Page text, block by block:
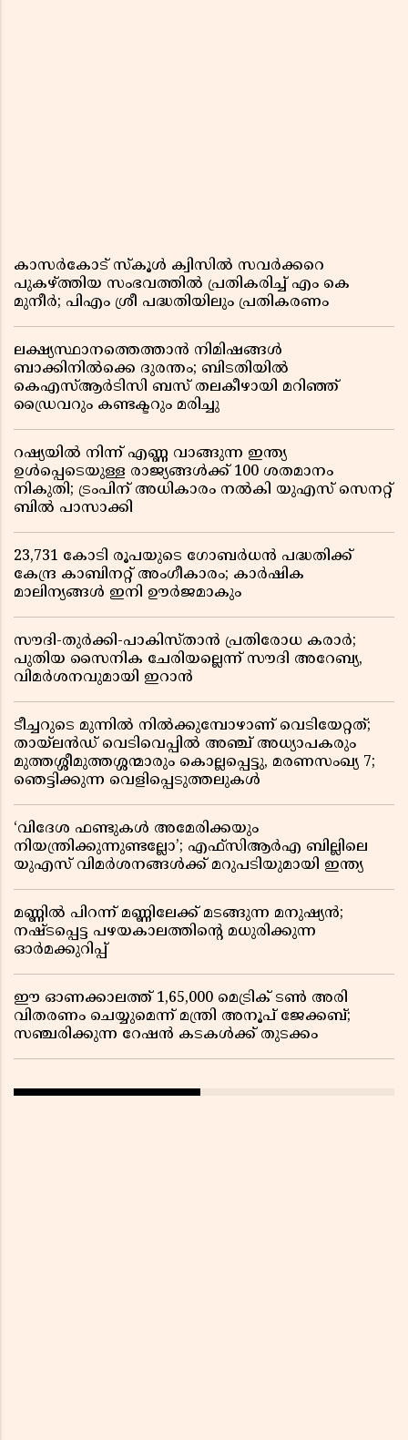
കാസർകോട് സ്കൂൾ ക്വിസിൽ സവർക്കറെ
പുകഴ്ത്തിയ സംഭവത്തിൽ പ്രതികരിച്ച് എം കെ
മുനീർ; പിഎം ശ്രീ പദ്ധതിയിലും പ്രതികരണം
ലക്ഷ്യസ്ഥാനത്തെത്താൻ നിമിഷങ്ങൾ
ബാക്കിനിൽക്കെ ദുരന്തം; ബിടതിയിൽ
കെഎസ്ആർടിസി ബസ് തലകീഴായി മറിഞ്ഞ്
ഡ്രൈവറും കണ്ടക്ടറും മരിച്ചു
റഷ്യയിൽ നിന്ന് എണ്ണ വാങ്ങുന്ന ഇന്ത്യ
ഉൾപ്പെടെയുള്ള രാജ്യങ്ങൾക്ക് 100 ശതമാനം
നികുതി; ട്രംപിന് അധികാരം നൽകി യുഎസ് സെനറ്റ്
ബിൽ പാസാക്കി
23,731 കോടി രൂപയുടെ ഗോബർധൻ പദ്ധതിക്ക്
കേന്ദ്ര കാബിനറ്റ് അംഗീകാരം; കാർഷിക
മാലിന്യങ്ങൾ ഇനി ഊർജമാകും
സൗദി-തുർക്കി-പാകിസ്താൻ പ്രതിരോധ കരാർ;
പുതിയ സൈനിക ചേരിയല്ലെന്ന് സൗദി അറേബ്യ,
വിമർശനവുമായി ഇറാൻ
ടീച്ചറുടെ മുന്നിൽ നിൽക്കുമ്പോഴാണ് വെടിയേറ്റത്;
തായ്‌ലൻഡ് വെടിവെപ്പിൽ അഞ്ച് അധ്യാപകരും
മുത്തശ്ശീമുത്തശ്ശന്മാരും കൊല്ലപ്പെട്ടു, മരണസംഖ്യ 7;
ഞെട്ടിക്കുന്ന വെളിപ്പെടുത്തലുകൾ
‘വിദേശ ഫണ്ടുകൾ അമേരിക്കയും
നിയന്ത്രിക്കുന്നുണ്ടല്ലോ’; എഫ്സിആർഎ ബില്ലിലെ
യുഎസ് വിമർശനങ്ങൾക്ക് മറുപടിയുമായി ഇന്ത്യ
മണ്ണിൽ പിറന്ന് മണ്ണിലേക്ക് മടങ്ങുന്ന മനുഷ്യൻ;
നഷ്ടപ്പെട്ട പഴയകാലത്തിൻ്റെ മധുരിക്കുന്ന
ഓർമക്കുറിപ്പ്
ഈ ഓണക്കാലത്ത് 1,65,000 മെട്രിക് ടൺ അരി
വിതരണം ചെയ്യുമെന്ന് മന്ത്രി അനൂപ് ജേക്കബ്;
സഞ്ചരിക്കുന്ന റേഷൻ കടകൾക്ക് തുടക്കം